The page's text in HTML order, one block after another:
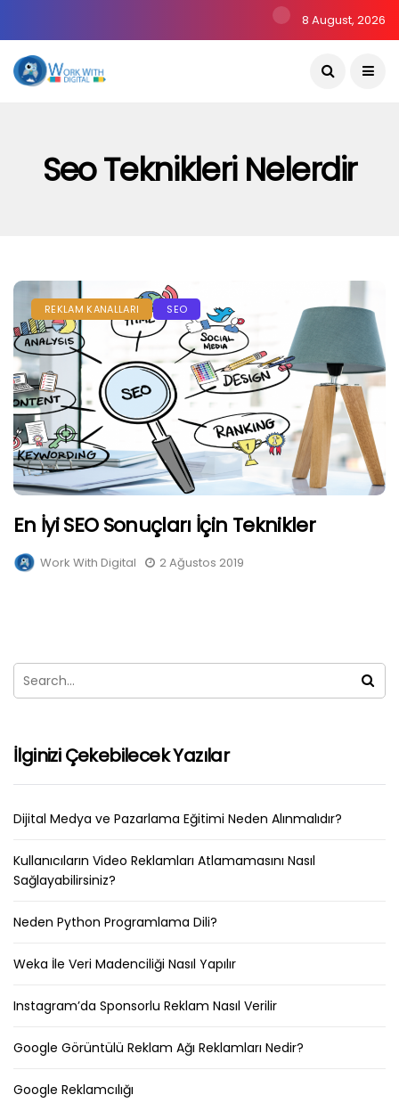
8 August, 2026
Seo Teknikleri Nelerdir
REKLAM KANALLARI SEO
En İyi SEO Sonuçları İçin Teknikler
Work With Digital 2 Ağustos 2019
İlginizi Çekebilecek Yazılar
Dijital Medya ve Pazarlama Eğitimi Neden Alınmalıdır?
Kullanıcıların Video Reklamları Atlamamasını Nasıl
Sağlayabilirsiniz?
Neden Python Programlama Dili?
Weka İle Veri Madenciliği Nasıl Yapılır
Instagram’da Sponsorlu Reklam Nasıl Verilir
Google Görüntülü Reklam Ağı Reklamları Nedir?
Google Reklamcılığı